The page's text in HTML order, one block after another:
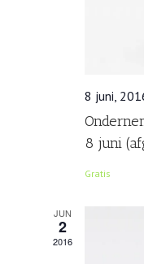
8 juni,
8 juni
Gratis
JUN
2
2016